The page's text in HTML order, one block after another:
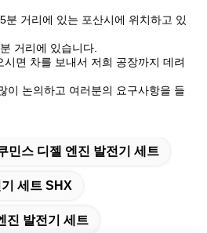
분 거리에 있는 포산시에 위치하고 있
거리에 있습니다.
면 차를 보내서 저희 공장까지 데려
이 논의하고 여러분의 요구사항을 들
민스 디젤 엔진 발전기 세트
세트 SHX
진 발전기 세트